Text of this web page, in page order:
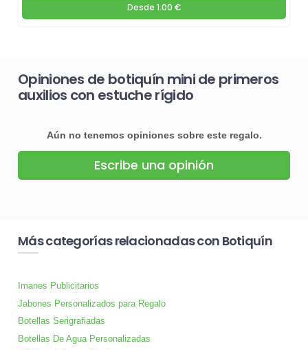
Desde 1.00 €
Opiniones de botiquín mini de primeros
auxilios con estuche rígido
Aún no tenemos opiniones sobre este regalo.
Escribe una opinión
Más categorías relacionadas con Botiquín
Imanes Publicitarios
Jabones Personalizados para Regalo
Botellas Serigrafiadas
Botellas De Agua Personalizadas